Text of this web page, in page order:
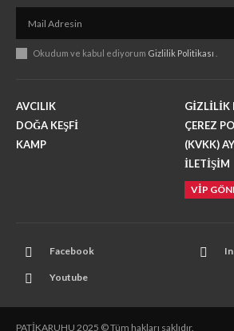
Okudum ve kabul ediyorum Gizlilik Politikası
AVCILIK
DOĞA KEŞFİ
KAMP
GİZLİLİK
ÇEREZ
(KVKK)
İLETİŞİM
VİP
Facebook
Youtube
PATİKARUHU 2025 © Tüm hakları saklıdır.